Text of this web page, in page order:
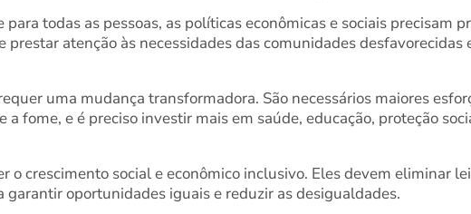
todas as pessoas, as políticas econômicas e sociais precisam
prestar atenção às necessidades das comunidades desfavorecidas
uma mudança transformadora. São necessários maiores
a fome, e é preciso investir mais em saúde, educação, proteção
o crescimento social e econômico inclusivo. Eles devem eliminar
garantir oportunidades iguais e reduzir as desigualdades.